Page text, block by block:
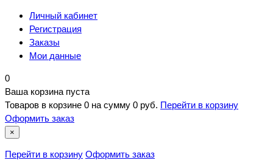
Личный кабинет
Регистрация
Заказы
Мои данные
0
Ваша корзина пуста
Товаров в корзине 0 на сумму 0 руб. Перейти в корзину
Оформить заказ
×
Перейти в корзину Оформить заказ